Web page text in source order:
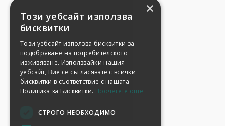
×
Този уебсайт използва
бисквитки
Този уебсайт използва бисквитки за
подобряване на потребителското
изживяване. Използвайки нашия
уебсайт, Вие се съгласявате с всички
бисквитки в съответствие с нашата
Политика за Бисквитки. Прочетете още
СТРОГО НЕОБХОДИМО